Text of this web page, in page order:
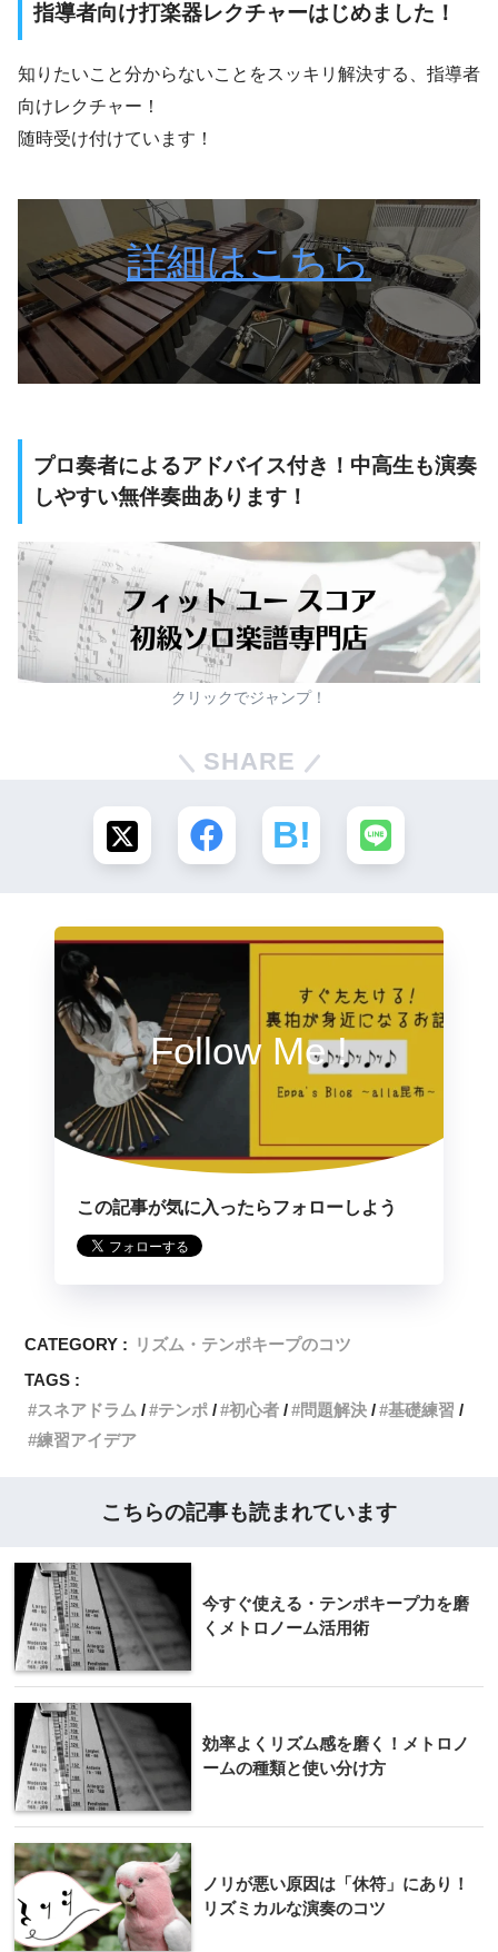
指導者向け打楽器レクチャーはじめました！
知りたいこと分からないことをスッキリ解決する、指導者
向けレクチャー！
随時受け付けています！
詳細はこちら
プロ奏者によるアドバイス付き！中高生も演奏
しやすい無伴奏曲あります！
クリックでジャンプ！
SHARE
Follow Me !
この記事が気に入ったらフォローしよう
CATEGORY : リズム・テンポキープのコツ
TAGS :
スネアドラム
テンポ 初心者 問題解決
基礎練習
練習アイデア
こちらの記事も読まれています
今すぐ使える・テンポキープ力を磨
くメトロノーム活用術
効率よくリズム感を磨く！メトロノ
ームの種類と使い分け方
ノリが悪い原因は「休符」にあり！
リズミカルな演奏のコツ